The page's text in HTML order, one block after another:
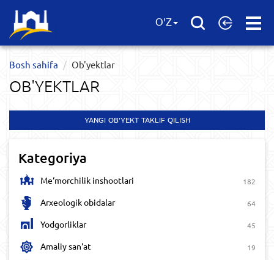
Open
O'Z
Bosh sahifa Ob'yektlar​
OB'YEKTLAR​
YANGI OB'YEKT TAKLIF QILISH
Kategoriya
Me‘morchilik inshootlari 182
Arxeologik obidalar 64
Yodgorliklar 45
Amaliy san‘at 19